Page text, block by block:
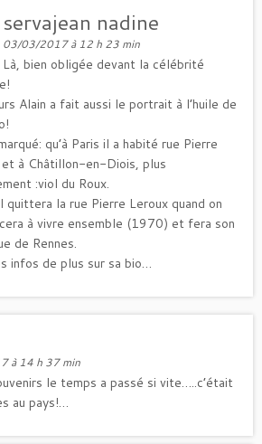
servajean nadine
03/03/2017 à 12 h 23 min
Là, bien obligée devant la célébrité
Alain a fait aussi le portrait à l’huile de
qu’à Paris il a habité rue Pierre
et à Châtillon-en-Diois, plus
:viol du Roux.
quittera la rue Pierre Leroux quand on
à vivre ensemble (1970) et fera son
de Rennes.
infos de plus sur sa bio…
à 14 h 37 min
le temps a passé si vite…..c’était
au pays!…